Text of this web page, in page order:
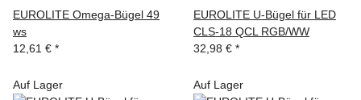
EUROLITE Omega-Bügel 49
ws
12,61 € *
EUROLITE U-Bügel für LED
CLS-18 QCL RGB/WW
32,98 € *
Auf Lager Auf Lager